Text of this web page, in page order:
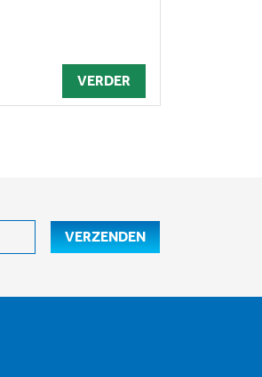
VERDER
VERZENDEN